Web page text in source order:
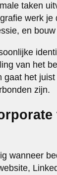
taken
werk
en
van het
het
zijn.
wanneer